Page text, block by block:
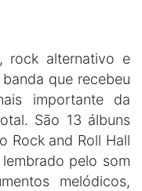
rock alternativo e
que recebeu
importante da
São 13 álbuns
Rock and Roll Hall
pelo som
melódicos,